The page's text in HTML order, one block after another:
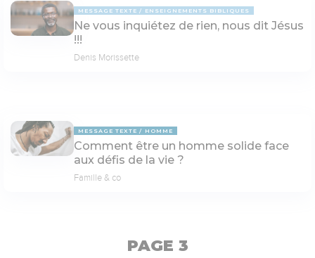
MESSAGE TEXTE ENSEIGNEMENTS BIBLIQUES
Ne vous inquiétez de rien, nous dit Jésus
!!!
Denis Morissette
MESSAGE TEXTE HOMME
Comment être un homme solide face
aux défis de la vie ?
Famille & co
PAGE 3